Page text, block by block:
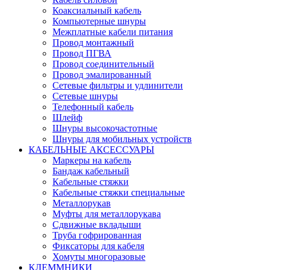
Коаксиальный кабель
Компьютерные шнуры
Межплатные кабели питания
Провод монтажный
Провод ПГВА
Провод соединительный
Провод эмалированный
Сетевые фильтры и удлинители
Сетевые шнуры
Телефонный кабель
Шлейф
Шнуры высокочастотные
Шнуры для мобильных устройств
КАБЕЛЬНЫЕ АКСЕССУАРЫ
Маркеры на кабель
Бандаж кабельный
Кабельные стяжки
Кабельные стяжки специальные
Металлорукав
Муфты для металлорукава
Сдвижные вкладыши
Труба гофрированная
Фиксаторы для кабеля
Хомуты многоразовые
КЛЕММНИКИ